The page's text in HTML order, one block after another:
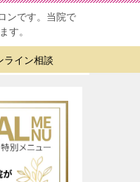
ンです。当院で
す。
ライン相談